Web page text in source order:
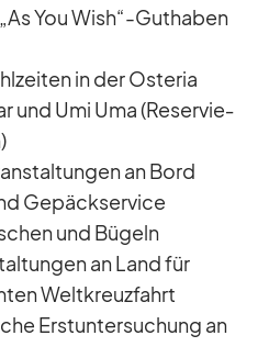
You Wish“-Guthaben
in der Os­te­ria
und Umi Uma (Re­ser­vie­
an Bord
Ge­päck­ser­vice
und Bü­geln
an Land für
Welt­kreuz­fahrt
Erst­un­ter­su­chung an